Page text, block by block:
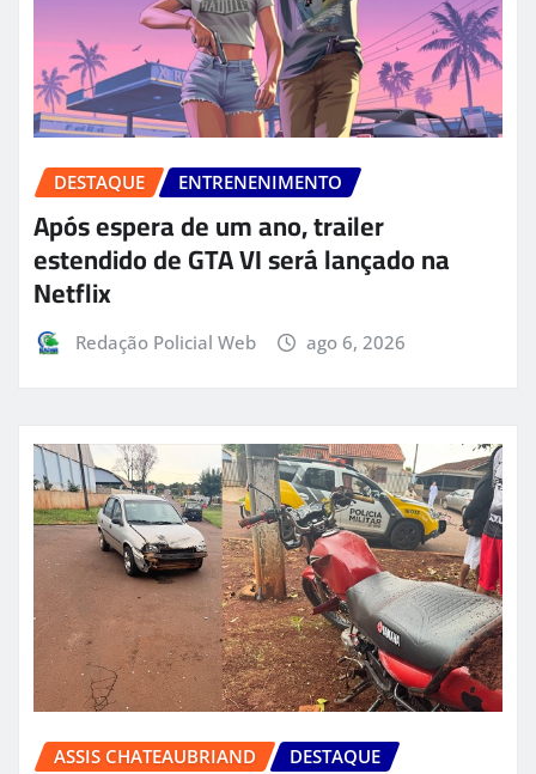
DESTAQUE ENTRENENIMENTO
Após espera de um ano, trailer
estendido de GTA VI será lançado na
Netflix
Redação Policial Web ago 6, 2026
ASSIS CHATEAUBRIAND DESTAQUE